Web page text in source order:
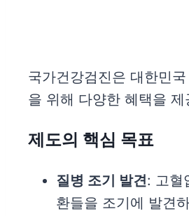
국가건강검진은 대한민
을 위해 다양한 혜택을
제도의 핵심 목표
질병 조기 발견: 고혈
환들을 조기에 발견